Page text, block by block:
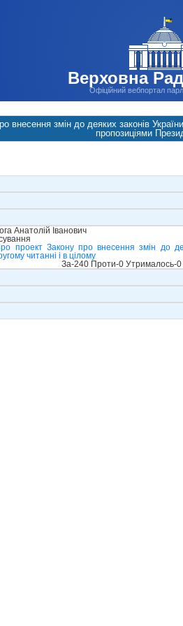
Верховна
Офіційний вебпортал
внесення змін до деяких законів
пропозиціями
Анатолій Іванович
проект Закону про внесення змін до
читанні і в цілому
За-240 Проти-0 Утрималось-